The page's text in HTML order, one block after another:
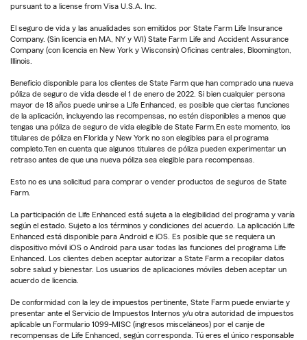
pursuant to a license from Visa U.S.A. Inc.
El seguro de vida y las anualidades son emitidos por State Farm Life Insurance
Company. (Sin licencia en MA, NY y WI) State Farm Life and Accident Assurance
Company (con licencia en New York y Wisconsin) Oficinas centrales, Bloomington,
Illinois.
Beneficio disponible para los clientes de State Farm que han comprado una nueva
póliza de seguro de vida desde el 1 de enero de 2022. Si bien cualquier persona
mayor de 18 años puede unirse a Life Enhanced, es posible que ciertas funciones
de la aplicación, incluyendo las recompensas, no estén disponibles a menos que
tengas una póliza de seguro de vida elegible de State Farm.En este momento, los
titulares de póliza en Florida y New York no son elegibles para el programa
completo.Ten en cuenta que algunos titulares de póliza pueden experimentar un
retraso antes de que una nueva póliza sea elegible para recompensas.
Esto no es una solicitud para comprar o vender productos de seguros de State
Farm.
La participación de Life Enhanced está sujeta a la elegibilidad del programa y varía
según el estado. Sujeto a los términos y condiciones del acuerdo. La aplicación Life
Enhanced está disponible para Android e iOS. Es posible que se requiera un
dispositivo móvil iOS o Android para usar todas las funciones del programa Life
Enhanced. Los clientes deben aceptar autorizar a State Farm a recopilar datos
sobre salud y bienestar. Los usuarios de aplicaciones móviles deben aceptar un
acuerdo de licencia.
De conformidad con la ley de impuestos pertinente, State Farm puede enviarte y
presentar ante el Servicio de Impuestos Internos y/u otra autoridad de impuestos
aplicable un Formulario 1099-MISC (ingresos misceláneos) por el canje de
recompensas de Life Enhanced, según corresponda. Tú eres el único responsable